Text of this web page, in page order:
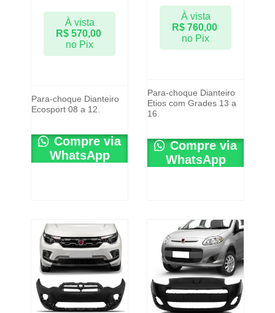
À vista
R$570,00
no Pix
Para-choque Dianteiro
Ecosport 08 a 12.
Compre via
WhatsApp
À vista
R$760,00
no Pix
Para-choque Dianteiro
Etios com Grades 13 a
16.
Compre via
WhatsApp